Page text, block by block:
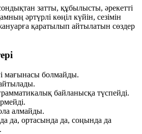
затты, құбылысты, әрекетті
әртүрлі көңіл күйін, сезімін
қаратылып айтылатын сөздер
мағынасы болмайды.
байланысқа түспейді.
алмайды.
да, ортасында да, соңында да